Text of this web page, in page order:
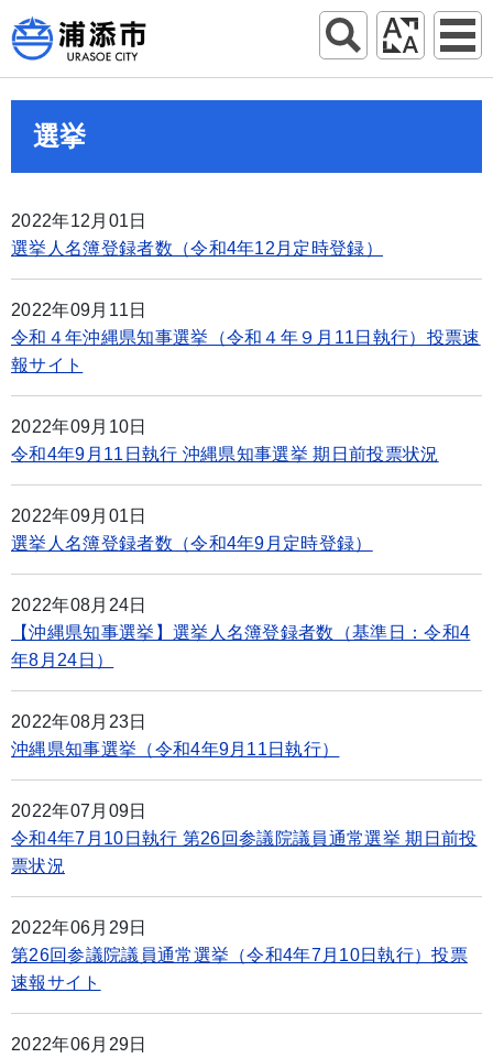
選挙
2022年12月01日
選挙人名簿登録者数（令和4年12月定時登録）
2022年09月11日
令和４年沖縄県知事選挙（令和４年９月11日執行）投票速
報サイト
2022年09月10日
令和4年9月11日執行 沖縄県知事選挙 期日前投票状況
2022年09月01日
選挙人名簿登録者数（令和4年9月定時登録）
2022年08月24日
【沖縄県知事選挙】選挙人名簿登録者数（基準日：令和4
年8月24日）
2022年08月23日
沖縄県知事選挙（令和4年9月11日執行）
2022年07月09日
令和4年7月10日執行 第26回参議院議員通常選挙 期日前投
票状況
2022年06月29日
第26回参議院議員通常選挙（令和4年7月10日執行）投票
速報サイト
2022年06月29日